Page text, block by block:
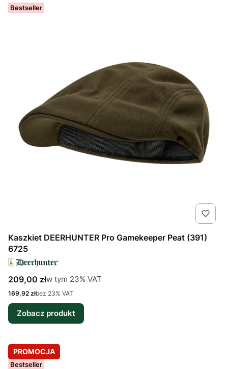
Bestseller
Kaszkiet DEERHUNTER Pro Gamekeeper Peat (391)
6725
Cena brutto
209,00 złw tym %s VAT
w tym 23% VAT
Cena netto
169,92 złbez 23% VAT
Zobacz produkt
PROMOCJA
Bestseller